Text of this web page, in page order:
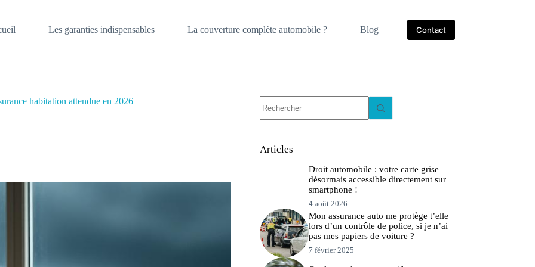
Les garanties indispensables La couverture complète automobile ? Blog Contact
habitation attendue en 2026
résultat
Articles
Droit automobile : votre carte grise
désormais accessible directement sur
smartphone !
4 août 2026
Mon assurance auto me protège t’elle
lors d’un contrôle de police, si je n’ai
pas mes papiers de voiture ?
7 février 2025